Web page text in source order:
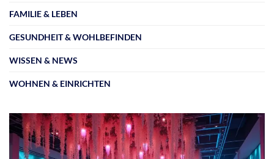
FAMILIE & LEBEN
GESUNDHEIT & WOHLBEFINDEN
WISSEN & NEWS
WOHNEN & EINRICHTEN